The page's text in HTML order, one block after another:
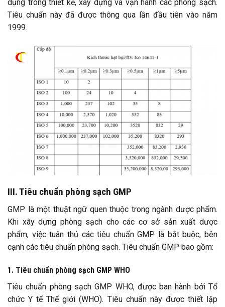
dụng trong thiết kế, xây dựng và vận hành các phòng sạch.
Tiêu chuẩn này đã được thông qua lần đầu tiên vào năm
1999.
III. Tiêu chuẩn phòng sạch GMP
GMP là một thuật ngữ quen thuộc trong ngành dược phẩm.
Khi xây dựng phòng sạch cho các cơ sở sản xuất dược
phẩm, việc tuân thủ các tiêu chuẩn GMP là bắt buộc, bên
cạnh các tiêu chuẩn phòng sạch. Tiêu chuẩn GMP bao gồm:
1. Tiêu chuẩn phòng sạch GMP WHO
Tiêu chuẩn phòng sạch GMP WHO, được ban hành bởi Tổ
chức Y tế Thế giới (WHO). Tiêu chuẩn này được thiết lập